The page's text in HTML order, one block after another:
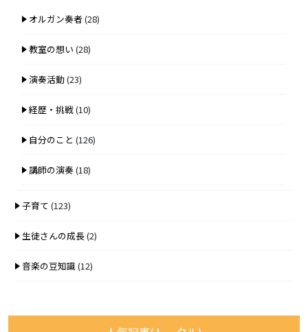
オルガン奏者 (28)
教室の想い (28)
演奏活動(23)
経歴・挑戦(10)
自分のこと (126)
講師の演奏(18)
子育て (123)
生徒さんの成長(2)
音楽の豆知識(12)